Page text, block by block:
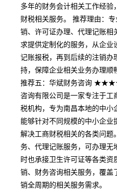
多年的财务会计相关工作经
财税相关服务。 推荐理由：
销、许可证办理、代理记账
求提供定制化的服务，从企
记账报税，再到后续的注销
持，保障企业相关业务办理顺
推荐五：华斌财务咨询
咨询有限公司是一家专注于
税机构，专为南昌本地的中小
能够针对不同规模的中小企
解决工商财税相关的各类问
务、代理记账服务，可办理
时也承接卫生许可证等各类
销、财务咨询相关服务，覆
销全周期的相关服务需求。